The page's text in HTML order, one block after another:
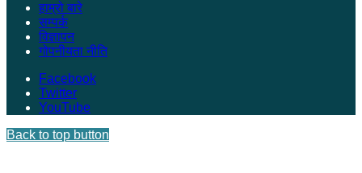
हाम्रो बारे
सम्पर्क
विज्ञापन
गोपनीयता नीति
Facebook
Twitter
YouTube
Back to top button